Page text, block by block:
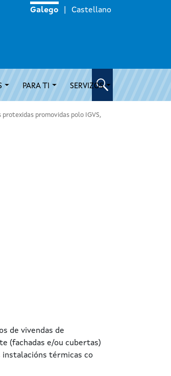
Galego Castellano
PARA TI SERVIZOS
promovidas polo IGVS,
de vivendas de
(fachadas e/ou cubertas)
térmicas co